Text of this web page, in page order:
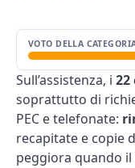
VOTO DELLA
Sull’assistenza, i 22
soprattutto di
PEC e telefonate:
recapitate e copie
peggiora quando